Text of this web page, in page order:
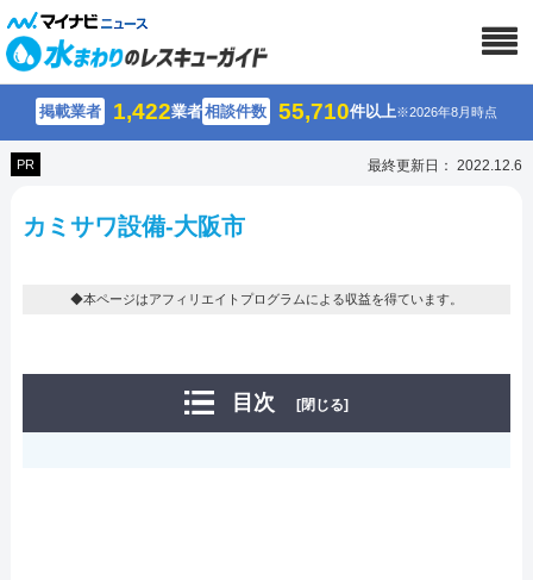
掲載業者 1,422業者相談件数 55,710件以上※2026年8月時点
PR 最終更新日： 2022.12.6
カミサワ設備-大阪市
◆本ページはアフィリエイトプログラムによる収益を得ています。
目次 [閉じる]